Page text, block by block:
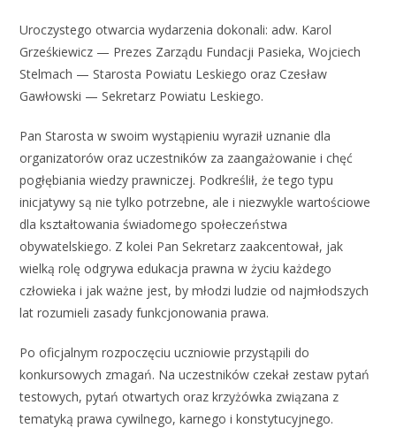
Uroczystego otwarcia wydarzenia dokonali: adw. Karol
Grześkiewicz — Prezes Zarządu Fundacji Pasieka, Wojciech
Stelmach — Starosta Powiatu Leskiego oraz Czesław
Gawłowski — Sekretarz Powiatu Leskiego.
Pan Starosta w swoim wystąpieniu wyraził uznanie dla
organizatorów oraz uczestników za zaangażowanie i chęć
pogłębiania wiedzy prawniczej. Podkreślił, że tego typu
inicjatywy są nie tylko potrzebne, ale i niezwykle wartościowe
dla kształtowania świadomego społeczeństwa
obywatelskiego. Z kolei Pan Sekretarz zaakcentował, jak
wielką rolę odgrywa edukacja prawna w życiu każdego
człowieka i jak ważne jest, by młodzi ludzie od najmłodszych
lat rozumieli zasady funkcjonowania prawa.
Po oficjalnym rozpoczęciu uczniowie przystąpili do
konkursowych zmagań. Na uczestników czekał zestaw pytań
testowych, pytań otwartych oraz krzyżówka związana z
tematyką prawa cywilnego, karnego i konstytucyjnego.